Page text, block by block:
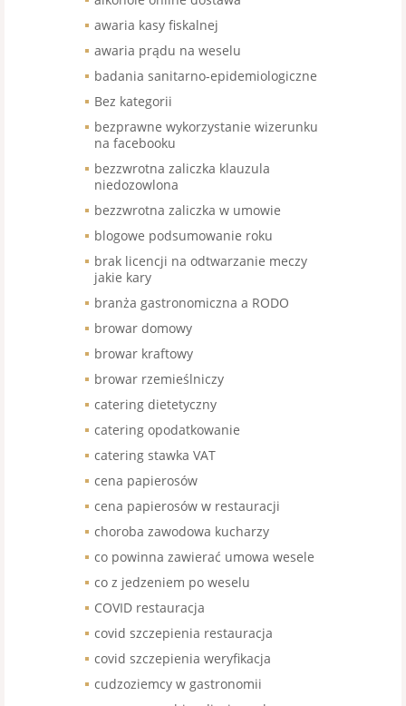
awaria kasy fiskalnej
awaria prądu na weselu
badania sanitarno-epidemiologiczne
Bez kategorii
bezprawne wykorzystanie wizerunku
na facebooku
bezzwrotna zaliczka klauzula
niedozowlona
bezzwrotna zaliczka w umowie
blogowe podsumowanie roku
brak licencji na odtwarzanie meczy
jakie kary
branża gastronomiczna a RODO
browar domowy
browar kraftowy
browar rzemieślniczy
catering dietetyczny
catering opodatkowanie
catering stawka VAT
cena papierosów
cena papierosów w restauracji
choroba zawodowa kucharzy
co powinna zawierać umowa wesele
co z jedzeniem po weselu
COVID restauracja
covid szczepienia restauracja
covid szczepienia weryfikacja
cudzoziemcy w gastronomii